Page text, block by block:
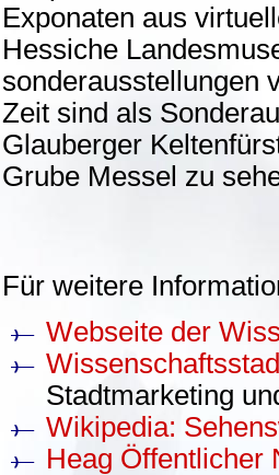
Exponaten aus
Hessiche
sonderausstellungen
Zeit sind als
Glauberger
Grube Messel zu
Für weitere
Webseite der
Stadtmarketing
Wikipedia:
Heag Öffentlicher